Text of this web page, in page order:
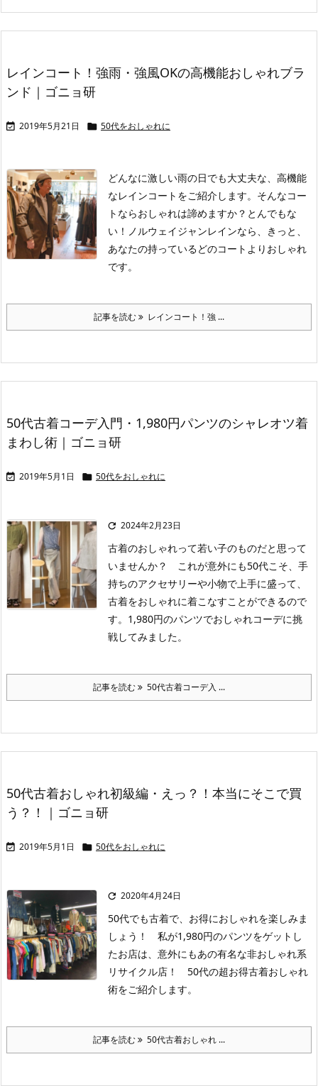
レインコート！強雨・強風OKの高機能おしゃれブラ
ンド｜ゴニョ研
 2019年5月21日  50代をおしゃれに
どんなに激しい雨の日でも大丈夫な、高機能
なレインコートをご紹介します。そんなコー
トならおしゃれは諦めますか？とんでもな
い！ノルウェイジャンレインなら、きっと、
あなたの持っているどのコートよりおしゃれ
です。
記事を読む レインコート！強 ...
50代古着コーデ入門・1,980円パンツのシャレオツ着
まわし術｜ゴニョ研
 2019年5月1日  50代をおしゃれに
 2024年2月23日
古着のおしゃれって若い子のものだと思って
いませんか？ これが意外にも50代こそ、手
持ちのアクセサリーや小物で上手に盛って、
古着をおしゃれに着こなすことができるので
す。1,980円のパンツでおしゃれコーデに挑
戦してみました。
記事を読む 50代古着コーデ入 ...
50代古着おしゃれ初級編・えっ？！本当にそこで買
う？！｜ゴニョ研
 2019年5月1日  50代をおしゃれに
 2020年4月24日
50代でも古着で、お得におしゃれを楽しみま
しょう！ 私が1,980円のパンツをゲットし
たお店は、意外にもあの有名な非おしゃれ系
リサイクル店！ 50代の超お得古着おしゃれ
術をご紹介します。
記事を読む 50代古着おしゃれ ...